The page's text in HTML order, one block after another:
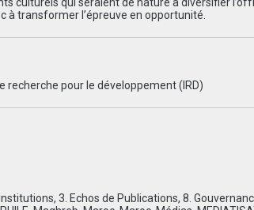
transformer l’épreuve en opportunité.
recherche pour le développement (IRD)
, 3. Echos de Publications, 8.